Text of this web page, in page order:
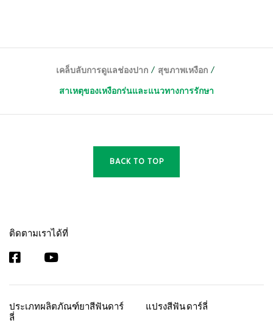
เคล็บลับการดูแลช่องปาก / สุขภาพเหงือก /
สาเหตุของเหงือกร่นและแนวทางการรักษา
BACK TO TOP
ติดตามเราได้ที่
ประเภทผลิตภัณฑ์ยาสีฟันดาร์
ลี่
แปรงสีฟัน ดาร์ลี่